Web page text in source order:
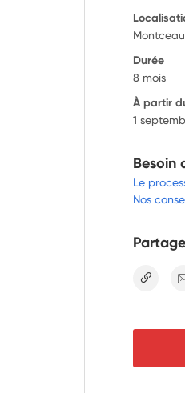
Durée
8 mois
À partir
1
Besoin
Le
Nos